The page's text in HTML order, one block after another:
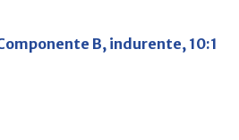
B, indurente, 10:1